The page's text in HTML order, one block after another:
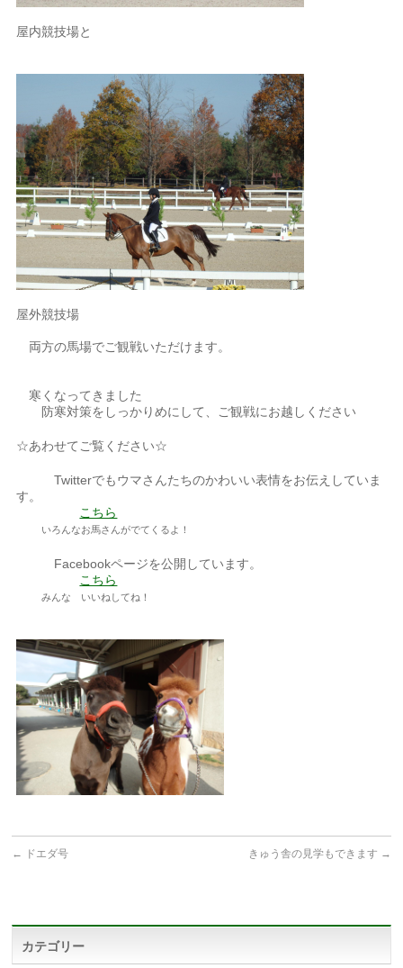
屋内競技場と
屋外競技場
両方の馬場でご観戦いただけます。
寒くなってきました
防寒対策をしっかりめにして、ご観戦にお越しください
☆あわせてご覧ください☆
Twitterでもウマさんたちのかわいい表情をお伝えしていま
す。
こちら
いろんなお馬さんがでてくるよ！
Facebookページを公開しています。
こちら
みんな いいねしてね！
← ドエダ号 きゅう舎の見学もできます →
カテゴリー